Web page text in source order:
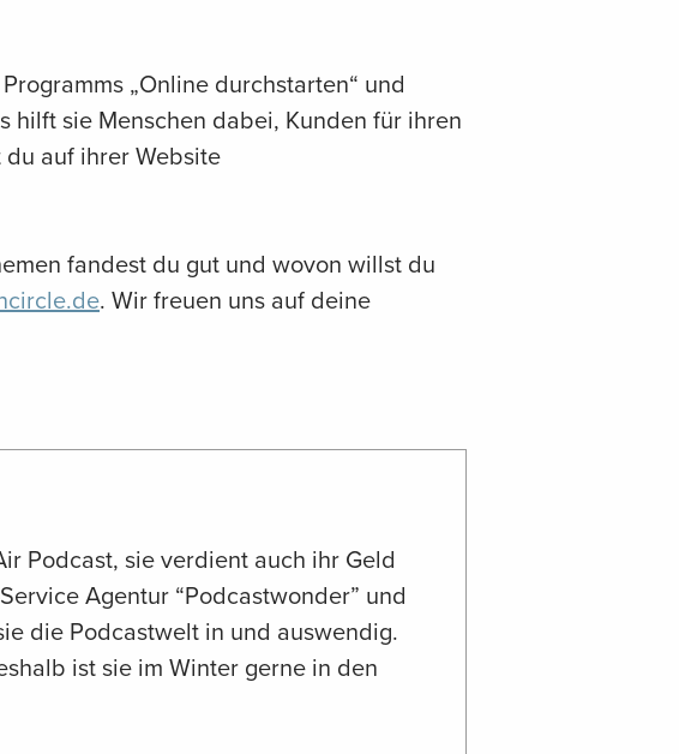
„Online durchstarten“ und
hilft sie Menschen dabei, Kunden für ihren
auf ihrer Website
fandest du gut und wovon willst du
. Wir freuen uns auf deine
Podcast, sie verdient auch ihr Geld
Agentur “Podcastwonder” und
die Podcastwelt in und auswendig.
ist sie im Winter gerne in den